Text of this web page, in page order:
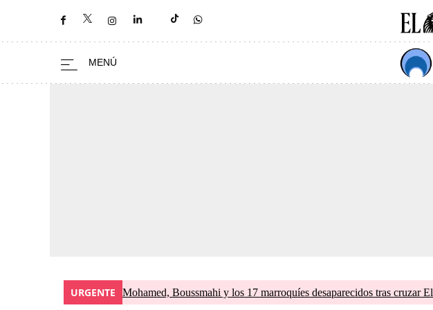
URGENTE Mohamed, Boussmahi y los 17 marroquíes desaparecidos tras cruzar